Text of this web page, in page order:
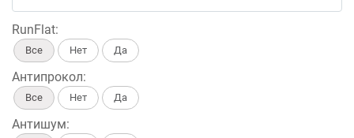
RunFlat:
Все Нет Да
Антипрокол:
Все Нет Да
Антишум: